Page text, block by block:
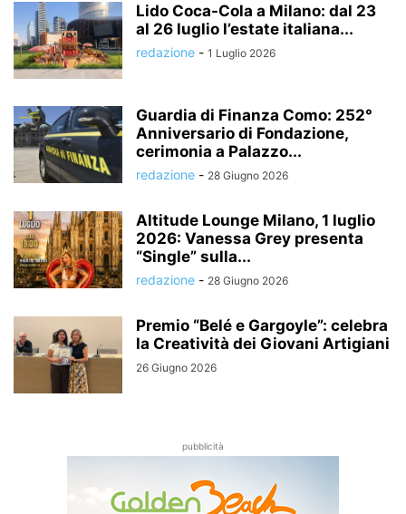
Lido Coca-Cola a Milano: dal 23
al 26 luglio l’estate italiana...
redazione - 1 Luglio 2026
Guardia di Finanza Como: 252°
Anniversario di Fondazione,
cerimonia a Palazzo...
redazione - 28 Giugno 2026
Altitude Lounge Milano, 1 luglio
2026: Vanessa Grey presenta
“Single” sulla...
redazione - 28 Giugno 2026
Premio “Belé e Gargoyle”: celebra
la Creatività dei Giovani Artigiani
26 Giugno 2026
pubblicità